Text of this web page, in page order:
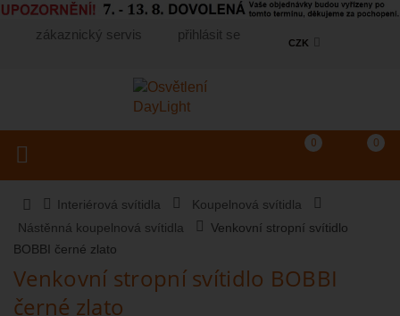
zákaznický servis přihlásit se
CZK
Košík 0
(prázdný)
0
Porovnání produktů
Toggle navigation
Interiérová svítidla
Koupelnová svítidla
Nástěnná koupelnová svítidla
Venkovní stropní svítidlo
BOBBI černé zlato
Venkovní stropní svítidlo BOBBI
černé zlato